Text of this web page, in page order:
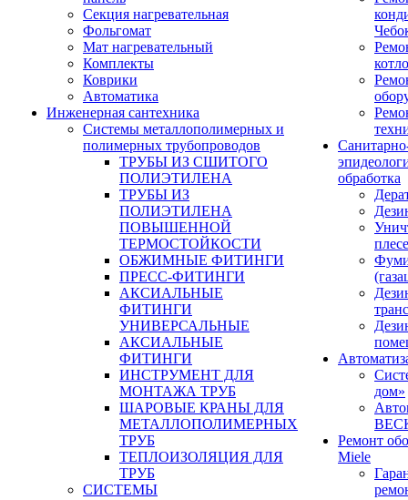
Секция нагревательная
Фольгомат
Мат нагревательный
Комплекты
Коврики
Автоматика
Инженерная сантехника
Системы металлополимерных и
полимерных трубопроводов
ТРУБЫ ИЗ СШИТОГО
ПОЛИЭТИЛЕНА
ТРУБЫ ИЗ
ПОЛИЭТИЛЕНА
ПОВЫШЕННОЙ
ТЕРМОСТОЙКОСТИ
ОБЖИМНЫЕ ФИТИНГИ
ПРЕСС-ФИТИНГИ
АКСИАЛЬНЫЕ
ФИТИНГИ
УНИВЕРСАЛЬНЫЕ
АКСИАЛЬНЫЕ
ФИТИНГИ
ИНСТРУМЕНТ ДЛЯ
МОНТАЖА ТРУБ
ШАРОВЫЕ КРАНЫ ДЛЯ
МЕТАЛЛОПОЛИМЕРНЫХ
ТРУБ
ТЕПЛОИЗОЛЯЦИЯ ДЛЯ
ТРУБ
СИСТЕМЫ
обработка
дом»
Ремонт
Miele